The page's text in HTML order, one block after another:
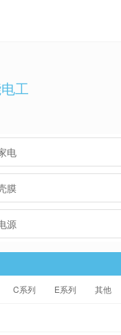
工
电
膜
源
C系列 E系列 其他